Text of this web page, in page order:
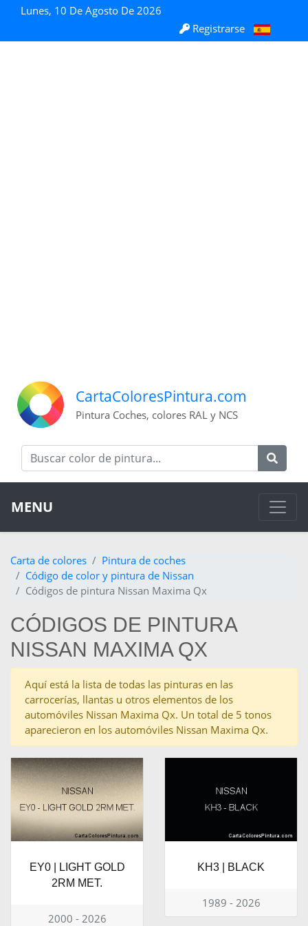
Lunes, 10 De Agosto De 2026
Registrarse
CartaColoresPintura.com
Pintura Coches, colores RAL y NCS
MENU
Carta de colores
Pintura de coches
Código de color y pintura de Nissan
Códigos de pintura Nissan Maxima Qx
CÓDIGOS DE PINTURA
NISSAN MAXIMA QX
Aquí está la lista de todas las pinturas en las
carrocerías, llantas u otros elementos de los
automóviles Nissan Maxima Qx. Un total de 5 tonos
aparecieron en los automóviles Nissan Maxima Qx.
EY0 | LIGHT GOLD
2RM MET.
2000 - 2026
KH3 | BLACK
1989 - 2026